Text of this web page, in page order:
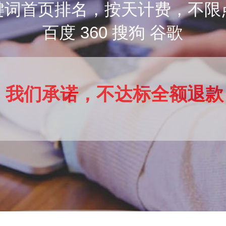
词首页排名，按天计费，不限
百度 360 搜狗 谷歌
我们承诺，不达标全额退款